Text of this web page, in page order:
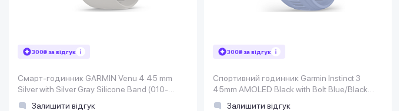
300₴ за відгук
Смарт-годинник GARMIN Venu 4 45 mm
Silver with Silver Gray Silicone Band (010-
03014-01)
Залишити відгук
300₴ за відгук
Спортивний годинник Garmin Instinct 3
45mm AMOLED Black with Bolt Blue/Black
Silicone (010-02936-43)
Залишити відгук